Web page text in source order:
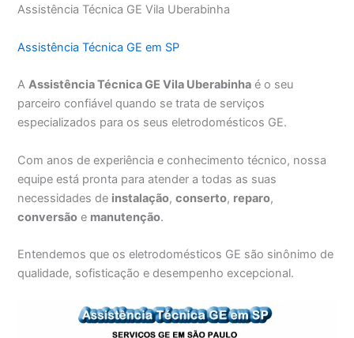
Assistência Técnica GE Vila Uberabinha
Assistência Técnica GE em SP
AAssistência Técnica GE Vila Uberabinha é o seu
parceiro confiável quando se trata de serviços
especializados para os seus eletrodomésticos GE.
Com anos de experiência e conhecimento técnico, nossa
equipe está pronta para atender a todas as suas
necessidades de instalação,conserto, reparo,
conversão e manutenção.
Entendemos que os eletrodomésticos GE são sinônimo de
qualidade, sofisticação e desempenho excepcional.